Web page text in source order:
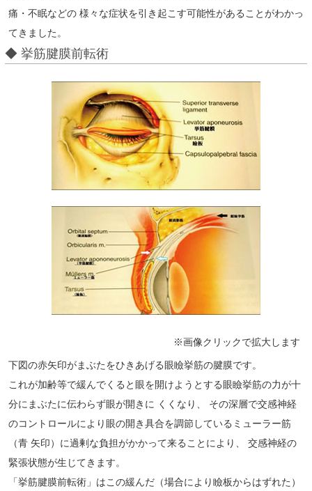
痛・不眠などの 様々な症状を引き起こす可能性があることがわかっ
てきました。
◆ 挙筋腱膜前転術
※画像クリックで拡大します
下図の赤矢印がまぶたをひきあげる眼瞼挙筋の腱膜です。
これが加齢等で緩んでくると眼を開けようとする眼瞼挙筋の力が十
分にまぶたに伝わらず眼が開きに くくなり、 その深層で交感神経
のコントロールにより眼の開き具合を調節しているミューラー筋
（青 矢印）に過剰な負担がかかって来ることにより、 交感神経の
緊張状態が生じてきます。
「挙筋腱膜前転術」はこの緩んだ（場合により瞼板からはずれた）